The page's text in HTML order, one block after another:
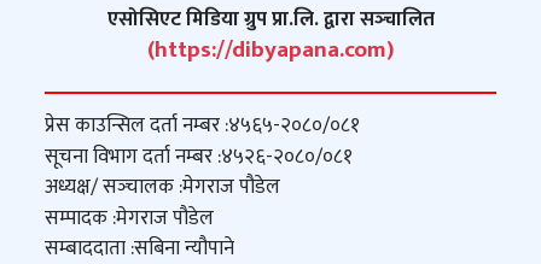
एसोसिएट मिडिया ग्रुप प्रा.लि. द्वारा सञ्‍चालित
(https://dibyapana.com)
प्रेस काउन्सिल दर्ता नम्बर :४५६५-२०८०/०८१
सूचना विभाग दर्ता नम्बर :४५२६-२०८०/०८१
अध्यक्ष/ सञ्‍चालक :मेगराज पौडेल
सम्पादक :मेगराज पौडेल
सम्बाददाता :सबिना न्यौपाने